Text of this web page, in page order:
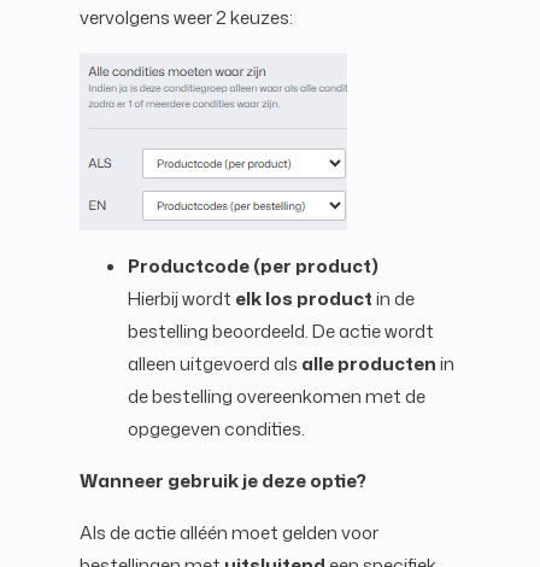
vervolgens weer 2 keuzes:
Productcode (per product)
Hierbij wordt elk los productin de
bestelling beoordeeld. De actie wordt
alleen uitgevoerd als alle productenin
de bestelling overeenkomen met de
opgegeven condities.
Wanneer gebruik je deze optie?
Als de actie alléén moet gelden voor